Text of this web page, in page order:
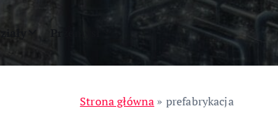
Przemysł
Strona główna » prefabrykacja